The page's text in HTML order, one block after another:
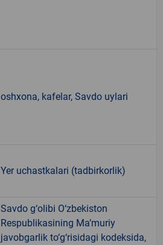
oshxona, kafelar, Savdo uylari
Yer uchastkalari (tadbirkorlik)
Savdo g‘olibi O‘zbekiston
Respublikasining Ma’muriy
javobgarlik to‘g‘risidagi kodeksida,